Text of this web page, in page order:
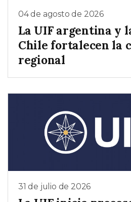
04 de agosto de 2026
La UIF argentina y
Chile fortalecen la
regional
31 de julio de 2026